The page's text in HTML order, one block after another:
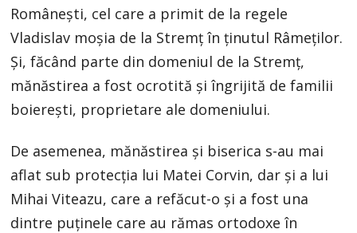
Româneşti, cel care a primit de la regele
Vladislav moşia de la Stremţ în ţinutul Râmeţilor.
Și, făcând parte din domeniul de la Stremţ,
mănăstirea a fost ocrotită şi îngrijită de familii
boiereşti, proprietare ale domeniului.
De asemenea, mănăstirea şi biserica s-au mai
aflat sub protecţia lui Matei Corvin, dar şi a lui
Mihai Viteazu, care a refăcut-o şi a fost una
dintre puţinele care au rămas ortodoxe în